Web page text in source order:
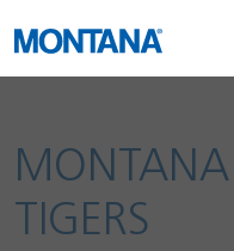
MONTANA
TIGERS